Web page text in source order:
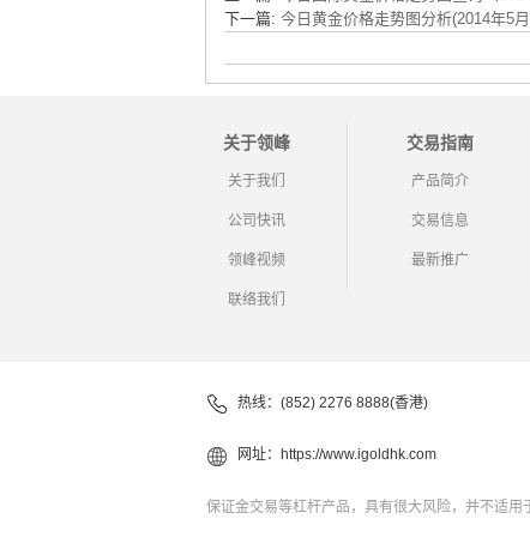
下一篇: 今日黄金价格走势图分析(2014年5
关于领峰
关于我们
公司快讯
领峰视频
联络我们
交易指南
产品简介
交易信息
最新推广
热线：(852) 2276 8888(香港)
网址： https://www.igoldhk.com
保证金交易等杠杆产品，具有很大风险，并不适